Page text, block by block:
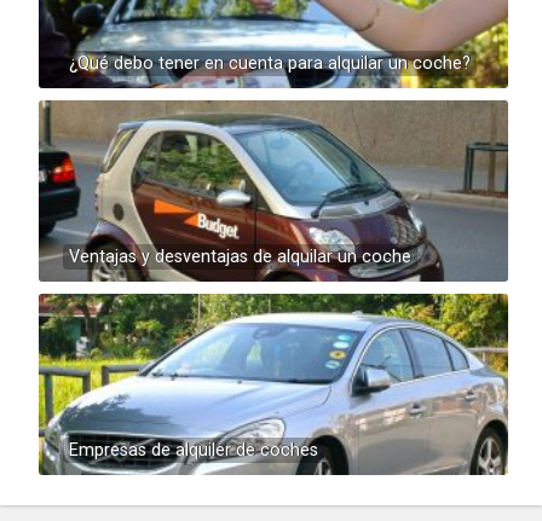
¿Qué debo tener en cuenta para alquilar un coche?
Ventajas y desventajas de alquilar un coche
Empresas de alquiler de coches